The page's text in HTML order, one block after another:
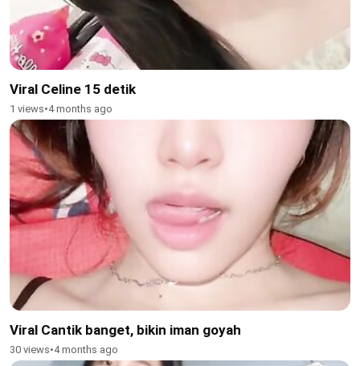
Viral Celine 15 detik
1 views•4 months ago
Viral Cantik banget, bikin iman goyah
30 views•4 months ago